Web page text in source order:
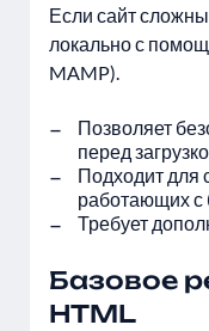
Если сайт
локально с
MAMP).
Позволяет
перед
Подходит для
работающих с
Требует
Базовое
HTML